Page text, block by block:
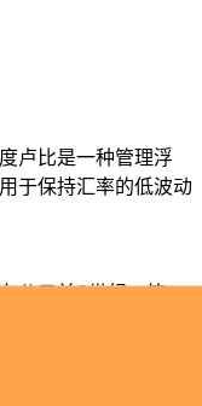
卢比是一种管理浮
于保持汇率的低波动
公元前6世纪，第一